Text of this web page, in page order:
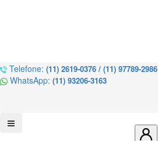
Telefone: (11) 2619-0376 / (11) 97789-2986
WhatsApp: (11) 93206-3163